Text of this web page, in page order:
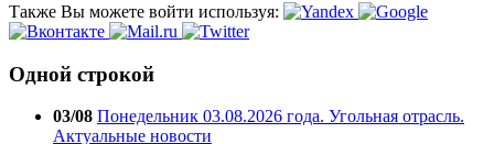
Также Вы можете войти используя:
Одной строкой
03/08 Понедельник 03.08.2026 года. Угольная отрасль.
Актуальные новости